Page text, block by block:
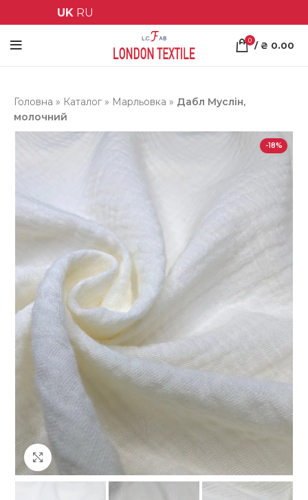
UK RU
0 / ₴ 0.00
Головна » Каталог » Марльовка » Дабл Муслін,
молочний
-18%
Клацніть, щоб збільшити